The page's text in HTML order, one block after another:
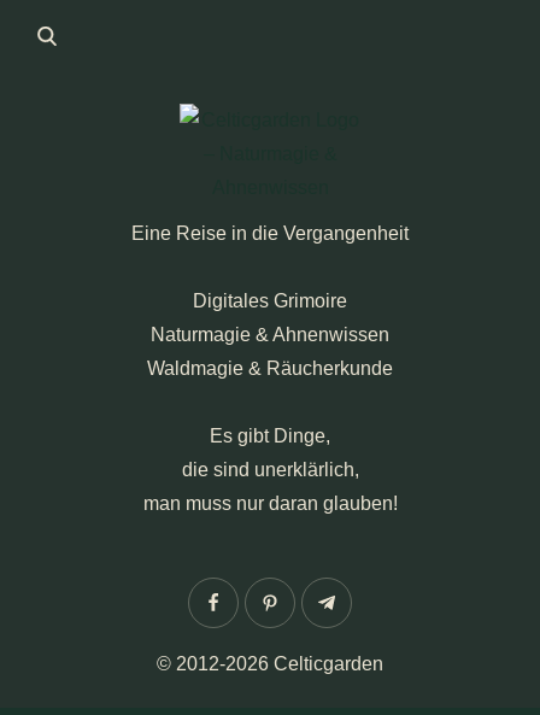
Eine Reise in die Vergangenheit
Digitales Grimoire
Naturmagie & Ahnenwissen
Waldmagie & Räucherkunde
Es gibt Dinge,
die sind unerklärlich,
man muss nur daran glauben!
FacebookPinterestTelegram
© 2012-2026 Celticgarden